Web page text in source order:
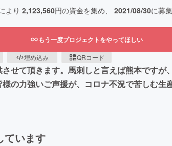
より 2,123,560円の資金を集め、 2021/08/30に募
もう一度プロジェクトをやってほしい
埋め込み QRコード
せて頂きます。馬刺しと言えば熊本です
の力強いご声援が、コロナ不況で苦しむ
ています